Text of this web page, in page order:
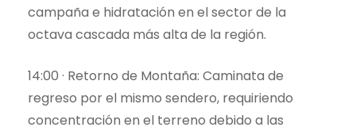
campaña e hidratación en el sector de la
octava cascada más alta de la región.
14:00 · Retorno de Montaña: Caminata de
regreso por el mismo sendero, requiriendo
concentración en el terreno debido a las